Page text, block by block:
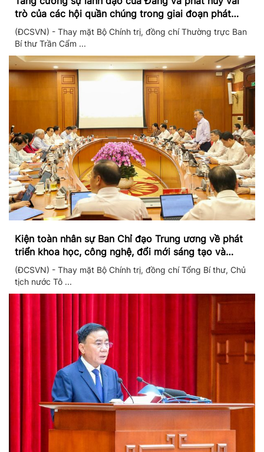
trò của các hội quần chúng trong giai đoạn phát
triển mới
(ĐCSVN) - Thay mặt Bộ Chính trị, đồng chí Thường trực Ban
Bí thư Trần Cẩm ...
Kiện toàn nhân sự Ban Chỉ đạo Trung ương về phát
triển khoa học, công nghệ, đổi mới sáng tạo và
chuyển đổi số
(ĐCSVN) - Thay mặt Bộ Chính trị, đồng chí Tổng Bí thư, Chủ
tịch nước Tô ...